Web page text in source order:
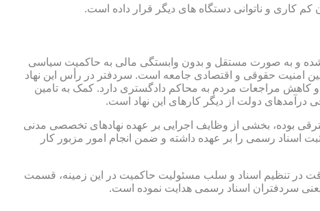
کاری و ناتوانی دستگاه های دیگر قرار داده است.
شده و به صورت مستقل و بدون وابستگی مالی به حاکمیت سیاسی
امنیت حقوقی و اقتصادی جامعه است. سردفتر در رأس این نهاد
کاهش مراجعات مردم به محاکم دادگستری دارد. کمک به تامین
دولت از دیگر کارهای این نهاد است.
بوده، بخشی از وظایف اجرایی بر عهده نهادهای تخصصی مدنی
اسناد رسمی را بر عهده داشته و ضمن انجام امور مزبور کار
در تنظیم اسناد و سلب مسئولیت حاکمیت در این زمینه، قسمت
سردفتران اسناد رسمی هدایت نموده است.